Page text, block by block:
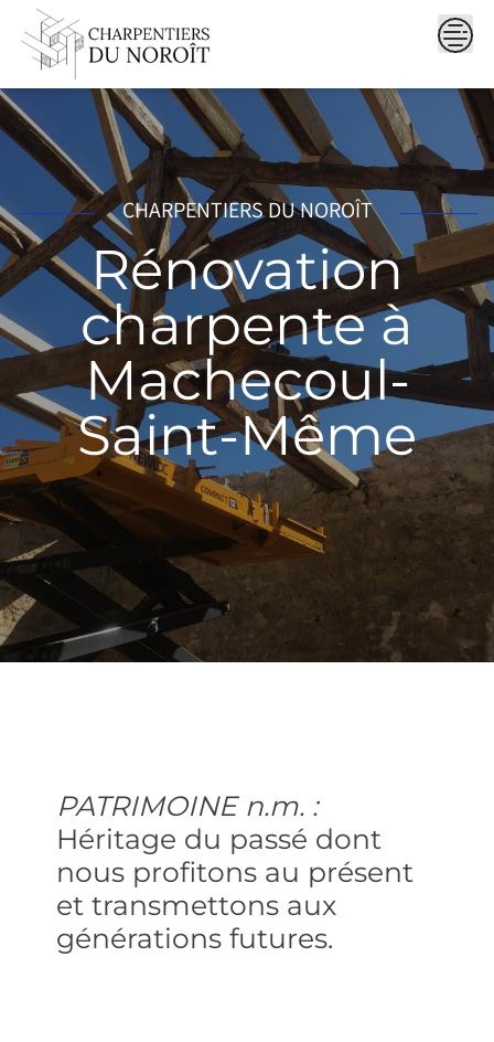
content
CHARPENTIERS DU NOROÎT
Rénovation
charpente à
Machecoul-
Saint-Même
PATRIMOINE n.m. :
Héritage du passé dont
nous profitons au présent
et transmettons aux
générations futures.